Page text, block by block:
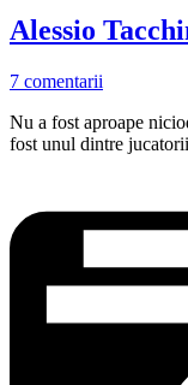
Alessio
7 comentarii
Nu a fost aproape
fost unul dintre